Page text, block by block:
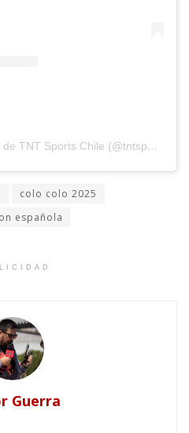
Una publicación compartida de TNT Sports Chile (@tntsportscl)
colo colo 2025
española
Guerra